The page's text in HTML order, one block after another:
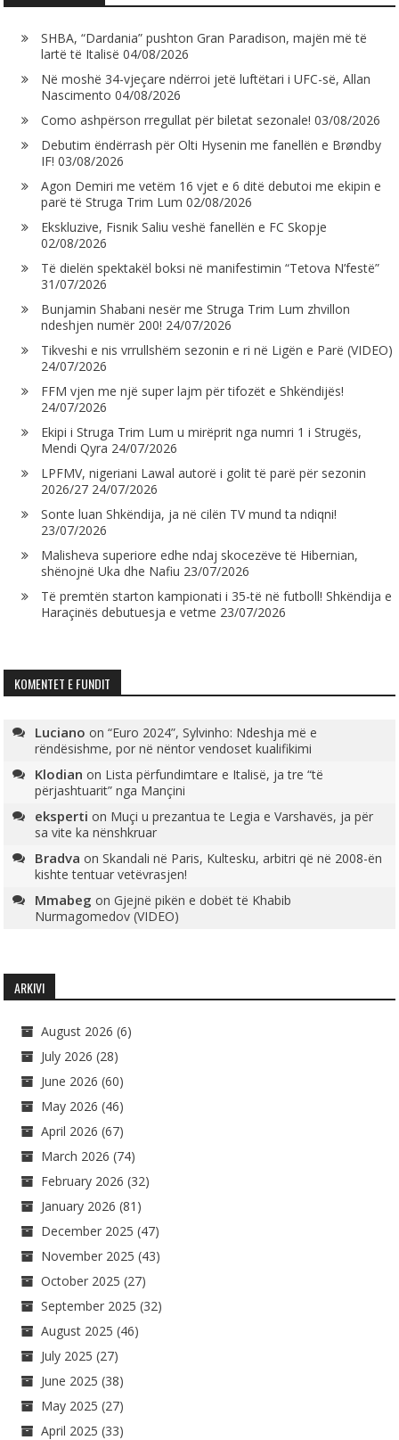
SHBA, “Dardania” pushton Gran Paradison, majën më të
lartë të Italisë 04/08/2026
Në moshë 34-vjeçare ndërroi jetë luftëtari i UFC-së, Allan
Nascimento 04/08/2026
Como ashpërson rregullat për biletat sezonale! 03/08/2026
Debutim ëndërrash për Olti Hysenin me fanellën e Brøndby
IF! 03/08/2026
Agon Demiri me vetëm 16 vjet e 6 ditë debutoi me ekipin e
parë të Struga Trim Lum 02/08/2026
Ekskluzive, Fisnik Saliu veshë fanellën e FC Skopje
02/08/2026
Të dielën spektakël boksi në manifestimin “Tetova N’festë”
31/07/2026
Bunjamin Shabani nesër me Struga Trim Lum zhvillon
ndeshjen numër 200! 24/07/2026
Tikveshi e nis vrrullshëm sezonin e ri në Ligën e Parë (VIDEO)
24/07/2026
FFM vjen me një super lajm për tifozët e Shkëndijës!
24/07/2026
Ekipi i Struga Trim Lum u mirëprit nga numri 1 i Strugës,
Mendi Qyra 24/07/2026
LPFMV, nigeriani Lawal autorë i golit të parë për sezonin
2026/27 24/07/2026
Sonte luan Shkëndija, ja në cilën TV mund ta ndiqni!
23/07/2026
Malisheva superiore edhe ndaj skocezëve të Hibernian,
shënojnë Uka dhe Nafiu 23/07/2026
Të premtën starton kampionati i 35-të në futboll! Shkëndija e
Haraçinës debutuesja e vetme 23/07/2026
KOMENTET E FUNDIT
Luciano on“Euro 2024”, Sylvinho: Ndeshja më e
rëndësishme, por në nëntor vendoset kualifikimi
Klodian on Lista përfundimtare e Italisë, ja tre “të
përjashtuarit” nga Mançini
eksperti on Muçi u prezantua te Legia e Varshavës, ja për
sa vite ka nënshkruar
Bradva onSkandali në Paris, Kultesku, arbitri që në 2008-ën
kishte tentuar vetëvrasjen!
Mmabeg onGjejnë pikën e dobët të Khabib
Nurmagomedov (VIDEO)
ARKIVI
August 2026 (6)
July 2026 (28)
June 2026 (60)
May 2026 (46)
April 2026 (67)
March 2026 (74)
February 2026 (32)
January 2026 (81)
December 2025 (47)
November 2025 (43)
October 2025 (27)
September 2025 (32)
August 2025 (46)
July 2025 (27)
June 2025 (38)
May 2025 (27)
April 2025 (33)